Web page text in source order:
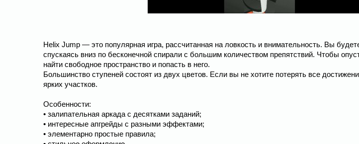
Helix Jump — это популярная игра, рассчитанная на ловкость и внимательность. Вы
спускаясь вниз по бесконечной спирали с большим количеством препятствий. Чтобы
найти свободное пространство и попасть в него.
Большинство ступеней состоят из двух цветов. Если вы не хотите потерять все
ярких участков.
Особенности:
• залипательная аркада с десятками заданий;
• интересные апгрейды с разными эффектами;
• элементарно простые правила;